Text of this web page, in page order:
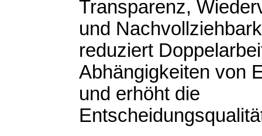
Transparenz,
und
reduziert
Abhängigkeiten von
und erhöht die